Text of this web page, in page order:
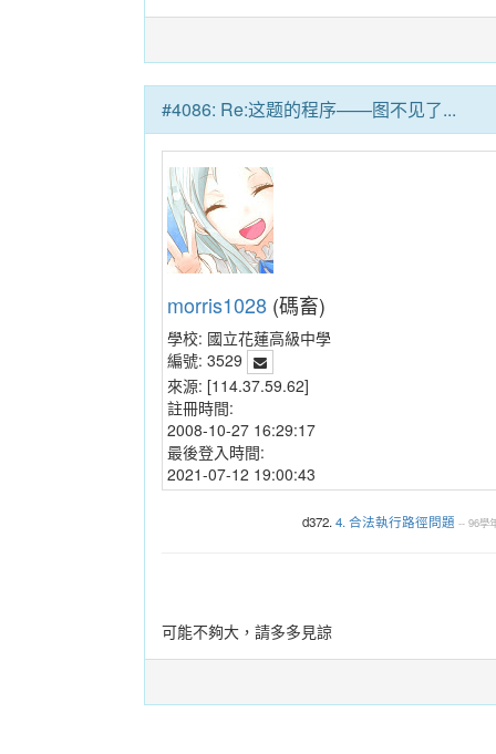
#4086: Re:这题的程序——图不见了...
morris1028 (碼畜)
學校: 國立花蓮高級中學
編號: 3529
來源: [114.37.59.62]
註冊時間:
2008-10-27 16:29:17
最後登入時間:
2021-07-12 19:00:43
d372.4. 合法執行路徑問題 -- 96學
可能不夠大，請多多見諒